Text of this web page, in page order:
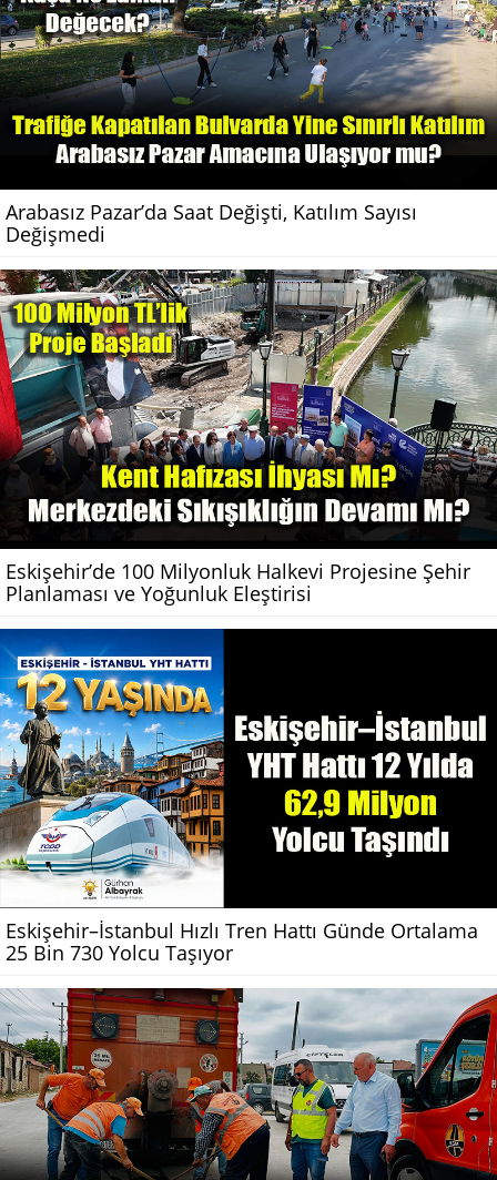
Arabasız Pazar’da Saat Değişti, Katılım Sayısı
Değişmedi
Eskişehir’de 100 Milyonluk Halkevi Projesine Şehir
Planlaması ve Yoğunluk Eleştirisi
Eskişehir–İstanbul Hızlı Tren Hattı Günde Ortalama
25 Bin 730 Yolcu Taşıyor